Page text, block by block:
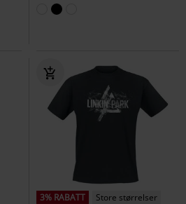
3% RABATT
Store størrelser